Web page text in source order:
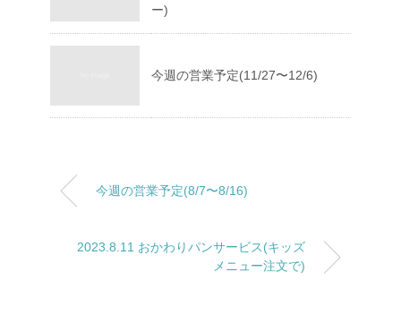
ー)
今週の営業予定(11/27〜12/6)
今週の営業予定(8/7〜8/16)
2023.8.11 おかわりパンサービス(キッズ
メニュー注文で)